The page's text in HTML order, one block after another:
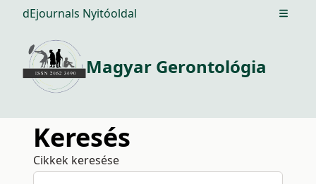
dEjournals Nyitóoldal Open
Magyar Gerontológia
Keresés
Cikkek keresése